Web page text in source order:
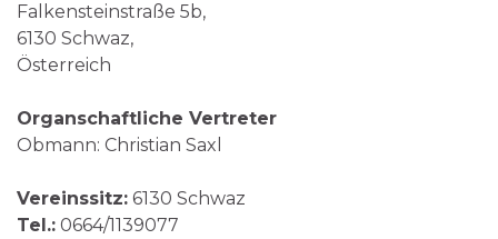
Falkensteinstraße 5b,
6130 Schwaz,
Österreich
Organschaftliche Vertreter
Obmann: Christian Saxl
Vereinssitz: 6130 Schwaz
Tel.: 0664/1139077